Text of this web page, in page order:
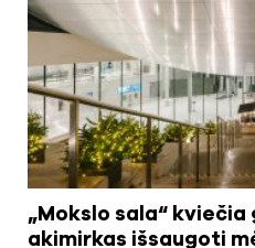
„Mokslo sala“ kviečia
akimirkas išsaugoti